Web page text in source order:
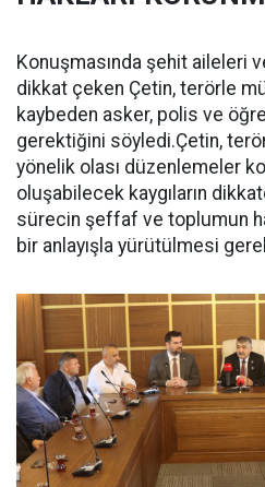
Konuşmasında şehit aileleri
dikkat çeken Çetin, terörle
kaybeden asker, polis ve
gerektiğini söyledi.Çetin,
yönelik olası düzenlemeler
oluşabilecek kaygıların
sürecin şeffaf ve toplumun
bir anlayışla yürütülmesi